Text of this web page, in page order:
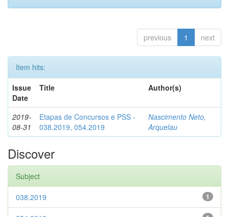
previous 1 next
Item hits:
Issue
Date
Title Author(s)
2019-
08-31
Etapas de Concursos e PSS -
038.2019, 054.2019
Nascimento Neto,
Arquelau
Discover
Subject
1
038.2019